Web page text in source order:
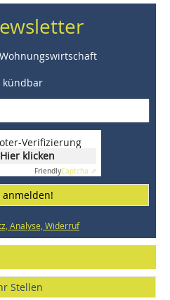
kündbar
Verifizierung
Hier klicken
FriendlyCaptcha ⇗
anmelden!
Analyse, Widerruf
Stellen